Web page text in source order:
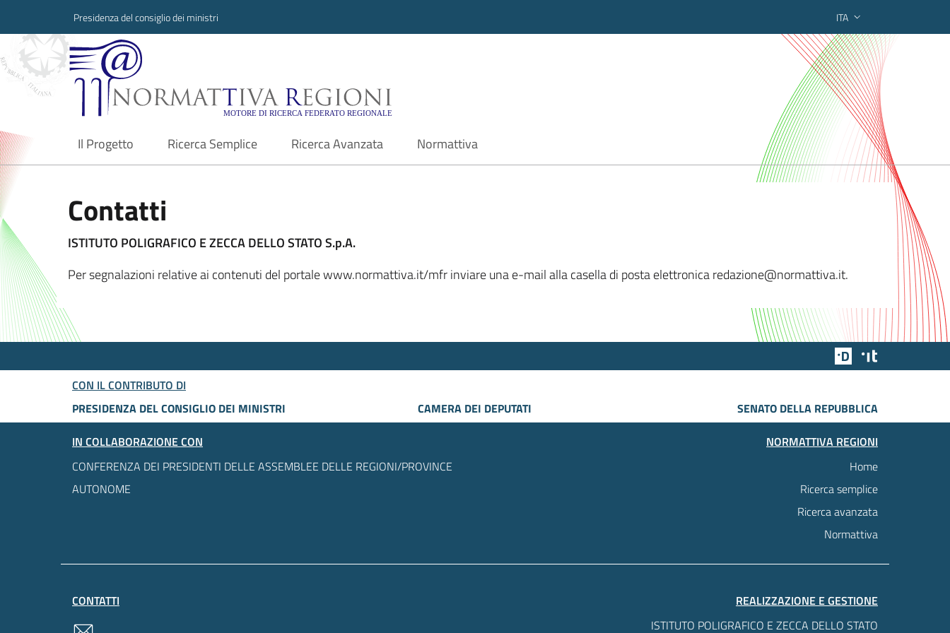
Presidenza del consiglio dei ministri ITA
Normattiva Regioni - Motore di ricerca federato regionale
Il Progetto
current Ricerca Semplice Ricerca Avanzata Normattiva
Contatti
ISTITUTO POLIGRAFICO E ZECCA DELLO STATO S.p.A.
Per segnalazioni relative ai contenuti del portale www.normattiva.it/mfr inviare una e-mail alla casella di posta elettronica redazione@normattiva.it.
Team Digitale
CON IL CONTRIBUTO DI
PRESIDENZA DEL CONSIGLIO DEI MINISTRI
CAMERA DEI DEPUTATI
SENATO DELLA REPUBBLICA
IN COLLABORAZIONE CON
CONFERENZA DEI PRESIDENTI DELLE ASSEMBLEE DELLE REGIONI/PROVINCE
AUTONOME
NORMATTIVA REGIONI
Home
Ricerca semplice
Ricerca avanzata
Normattiva
CONTATTI
REALIZZAZIONE E GESTIONE
ISTITUTO POLIGRAFICO E ZECCA DELLO STATO